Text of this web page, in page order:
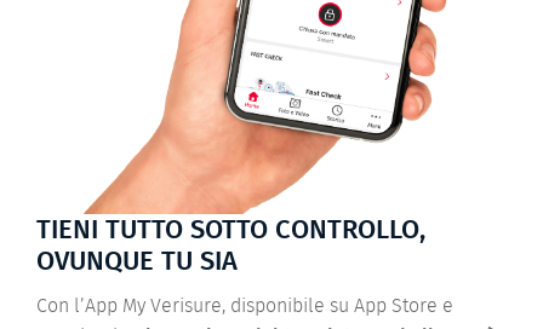
TIENI TUTTO SOTTO CONTROLLO,
OVUNQUE TU SIA
Con l’App My Verisure, disponibile su App Store e